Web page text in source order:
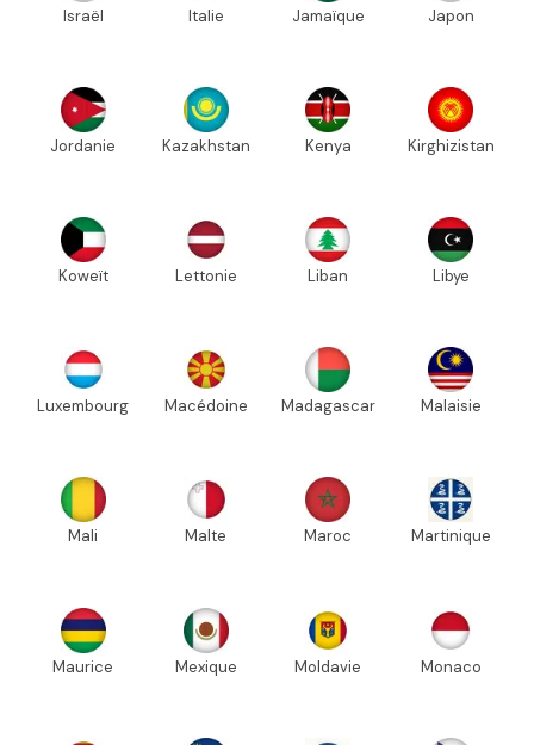
Israël Italie Jamaïque Japon
Jordanie Kazakhstan Kenya Kirghizistan
Koweït Lettonie Liban Libye
Luxembourg Macédoine Madagascar Malaisie
Mali Malte Maroc Martinique
Maurice Mexique Moldavie Monaco